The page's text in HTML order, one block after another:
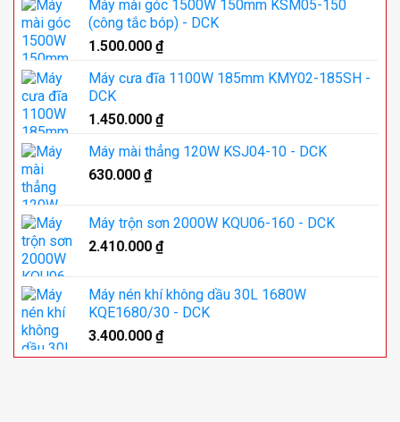
Máy mài góc 1500W 150mm KSM05-150
(công tắc bóp) - DCK
1.500.000 ₫
Máy cưa đĩa 1100W 185mm KMY02-185SH -
DCK
1.450.000 ₫
Máy mài thẳng 120W KSJ04-10 - DCK
630.000 ₫
Máy trộn sơn 2000W KQU06-160 - DCK
2.410.000 ₫
Máy nén khí không dầu 30L 1680W
KQE1680/30 - DCK
3.400.000 ₫